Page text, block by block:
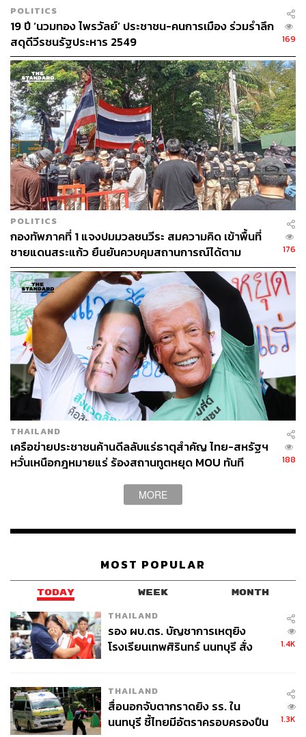
POLITICS
19 ปี ‘นวมทอง ไพรวัลย์’ ประชาชน-คนการเมือง ร่วมรำลึก
สดุดีวีรชนรัฐประหาร 2549
169
POLITICS
กองทัพภาคที่ 1 แจงปมมวลชนวีระ สมความคิด เข้าพื้นที่
ชายแดนสระแก้ว ยืนยันควบคุมสถานการณ์ได้ตาม
กฎหมาย
176
THAILAND
เครือข่ายประชาชนค้านดีลลับแร่ธาตุสำคัญ ไทย-สหรัฐฯ
หวั่นเหนือกฎหมายแร่ ร้องสถานทูตหยุด MOU ทันที
188
MORE
MOST POPULAR
TODAY WEEK MONTH
THAILAND
รอง ผบ.ตร. บัญชาการเหตุยิง
โรงเรียนเทพศิรินทร์ นนทบุรี สั่ง
1.4K
THAILAND
สื่อนอกจับตากราดยิง รร. ใน
นนทบุรี ชี้ไทยมีอัตราครอบครองปืน
1.3K